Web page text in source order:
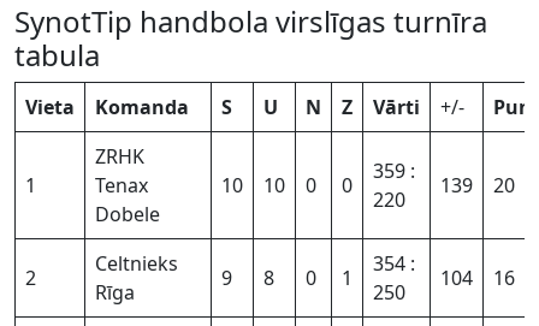
SynotTip handbola virslīgas turnīra
tabula
Vieta Komanda S U N Z Vārti +/-
1
ZRHK
Tenax
Dobele
10 10 0 0
359 :
220
139 20
2
Celtnieks
Rīga
9 8 0 1
354 :
250
104 16